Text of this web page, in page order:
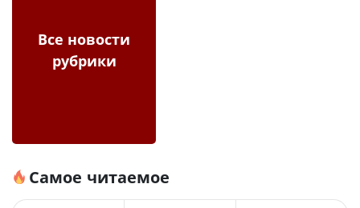
Все новости
рубрики
Самое читаемое